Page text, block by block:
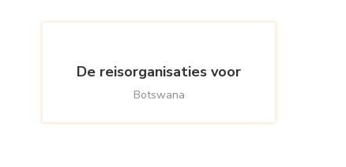
De reisorganisaties voor
Botswana